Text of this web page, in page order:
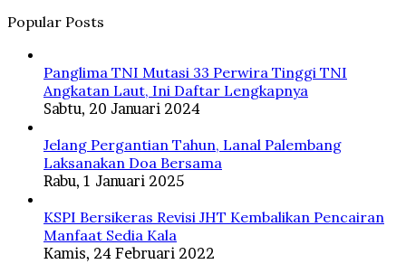
Popular Posts
Panglima TNI Mutasi 33 Perwira Tinggi TNI
Angkatan Laut, Ini Daftar Lengkapnya
Sabtu, 20 Januari 2024
Jelang Pergantian Tahun, Lanal Palembang
Laksanakan Doa Bersama
Rabu, 1 Januari 2025
KSPI Bersikeras Revisi JHT Kembalikan Pencairan
Manfaat Sedia Kala
Kamis, 24 Februari 2022